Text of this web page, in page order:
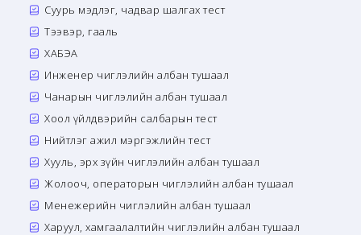
Суурь мэдлэг, чадвар шалгах тест
Тээвэр, гааль
ХАБЭА
Инженер чиглэлийн албан тушаал
Чанарын чиглэлийн албан тушаал
Хоол үйлдвэрийн салбарын тест
Нийтлэг ажил мэргэжлийн тест
Хууль, эрх зүйн чиглэлийн албан тушаал
Жолооч, операторын чиглэлийн албан тушаал
Менежерийн чиглэлийн албан тушаал
Харуул, хамгаалалтийн чиглэлийн албан тушаал